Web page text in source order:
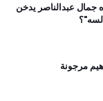
جمال عبدالناصر يدخن
لسه"؟
مرجونة